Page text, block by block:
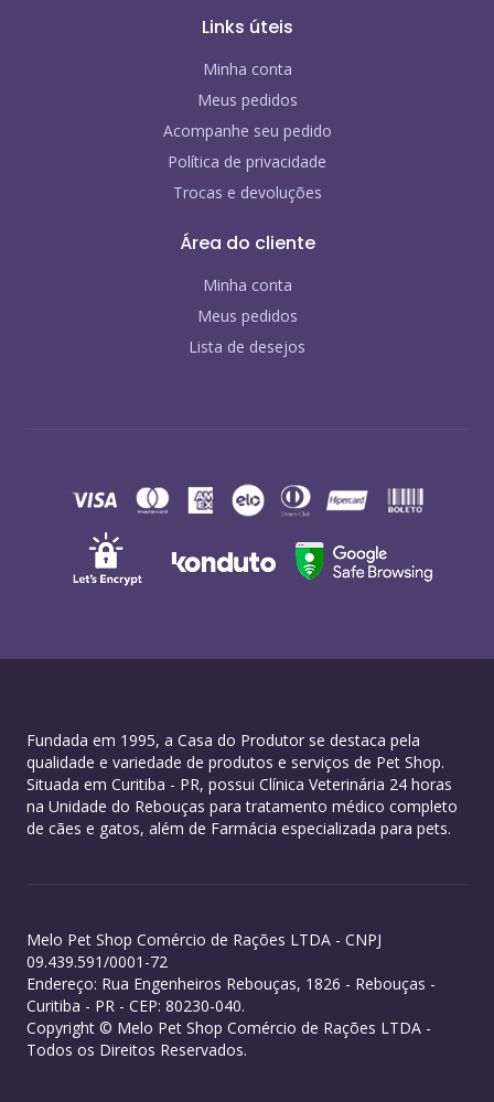
Links úteis
Minha conta
Meus pedidos
Acompanhe seu pedido
Política de privacidade
Trocas e devoluções
Área do cliente
Minha conta
Meus pedidos
Lista de desejos
Fundada em 1995, a Casa do Produtor se destaca pela
qualidade e variedade de produtos e serviços de Pet Shop.
Situada em Curitiba - PR, possui Clínica Veterinária 24 horas
na Unidade do Rebouças para tratamento médico completo
de cães e gatos, além de Farmácia especializada para pets.
Melo Pet Shop Comércio de Rações LTDA - CNPJ
09.439.591/0001-72
Endereço: Rua Engenheiros Rebouças, 1826 - Rebouças -
Curitiba - PR - CEP: 80230-040.
Copyright © Melo Pet Shop Comércio de Rações LTDA -
Todos os Direitos Reservados.